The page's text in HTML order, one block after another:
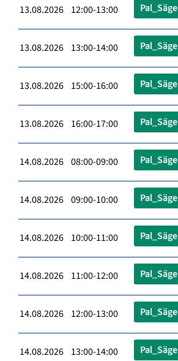
13.08.2026 12:00-13:00 Pal_Säge
13.08.2026 13:00-14:00 Pal_Säge
13.08.2026 15:00-16:00 Pal_Säge
13.08.2026 16:00-17:00 Pal_Säge
14.08.2026 08:00-09:00 Pal_Säge
14.08.2026 09:00-10:00 Pal_Säge
14.08.2026 10:00-11:00 Pal_Säge
14.08.2026 11:00-12:00 Pal_Säge
14.08.2026 12:00-13:00 Pal_Säge
14.08.2026 13:00-14:00 Pal_Säge